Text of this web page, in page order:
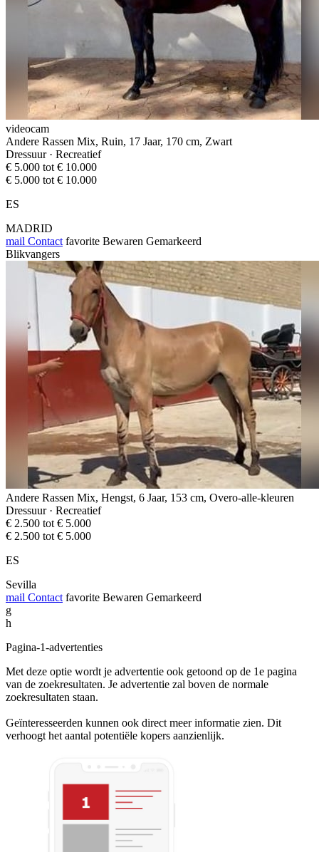
videocam
Andere Rassen Mix, Ruin, 17 Jaar, 170 cm, Zwart
Dressuur · Recreatief
€ 5.000 tot € 10.000
€ 5.000 tot € 10.000
ES
MADRID
mail Contact favorite Bewaren Gemarkeerd
Blikvangers
Andere Rassen Mix, Hengst, 6 Jaar, 153 cm, Overo-alle-kleuren
Dressuur · Recreatief
€ 2.500 tot € 5.000
€ 2.500 tot € 5.000
ES
Sevilla
mail Contact favorite Bewaren Gemarkeerd
g
h
Pagina-1-advertenties
Met deze optie wordt je advertentie ook getoond op de 1e pagina
van de zoekresultaten. Je advertentie zal boven de normale
zoekresultaten staan.
Geïnteresseerden kunnen ook direct meer informatie zien. Dit
verhoogt het aantal potentiële kopers aanzienlijk.